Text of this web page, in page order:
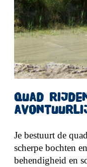
Quad
Je bestuurt de
scherpe bochten
behendigheid en